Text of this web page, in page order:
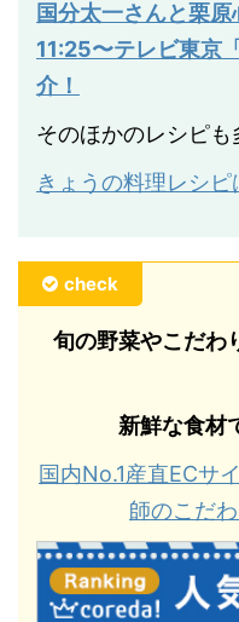
国分太一さんと栗原
11:25〜テレビ東京
介！
そのほかのレシピも
きょうの料理レシピ
check
旬の野菜やこだわ
新鮮な食材
国内No.1産直ECサ
師のこだ